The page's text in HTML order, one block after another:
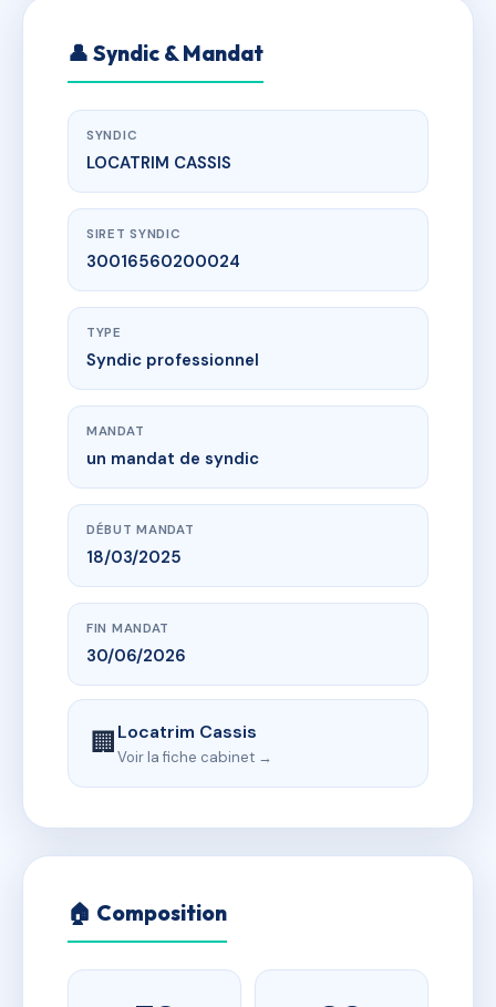
👤 Syndic & Mandat
SYNDIC
LOCATRIM CASSIS
SIRET SYNDIC
30016560200024
TYPE
Syndic professionnel
MANDAT
un mandat de syndic
DÉBUT MANDAT
18/03/2025
FIN MANDAT
30/06/2026
🏢Locatrim Cassis
Voir la fiche cabinet →
🏠 Composition